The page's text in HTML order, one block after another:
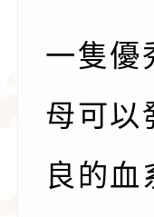
一隻優
母可以
良的血